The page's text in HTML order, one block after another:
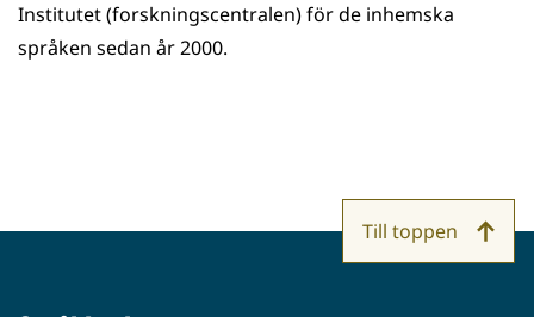
Institutet (forskningscentralen) för de inhemska
språken sedan år 2000.
Till toppen